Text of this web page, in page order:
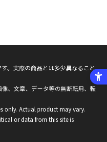
。実際の商品とは多少異なること
、文章、データ等の無断転用、転
only. Actual product may vary.
or data from this site is